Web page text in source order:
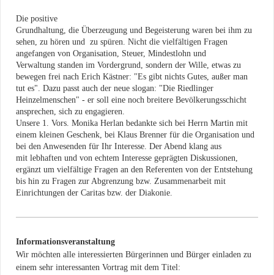
Die positive
Grundhaltung, die Überzeugung und Begeisterung waren bei ihm zu
sehen, zu hören und zu spüren. Nicht die vielfältigen Fragen
angefangen von Organisation, Steuer, Mindestlohn und
Verwaltung standen im Vordergrund, sondern der Wille, etwas zu
bewegen frei nach Erich Kästner: "Es gibt nichts Gutes, außer man
tut es". Dazu passt auch der neue slogan: "Die Riedlinger
Heinzelmenschen" - er soll eine noch breitere Bevölkerungsschicht
ansprechen, sich zu engagieren.
Unsere 1. Vors. Monika Herlan bedankte sich bei Herrn Martin mit
einem kleinen Geschenk, bei Klaus Brenner für die Organisation und
bei den Anwesenden für Ihr Interesse. Der Abend klang aus
mit lebhaften und von echtem Interesse geprägten Diskussionen,
ergänzt um vielfältige Fragen an den Referenten von der Entstehung
bis hin zu Fragen zur Abgrenzung bzw. Zusammenarbeit mit
Einrichtungen der Caritas bzw. der Diakonie.
Informationsveranstaltung
Wir möchten alle interessierten Bürgerinnen und Bürger einladen zu
einem sehr interessanten Vortrag mit dem Titel: